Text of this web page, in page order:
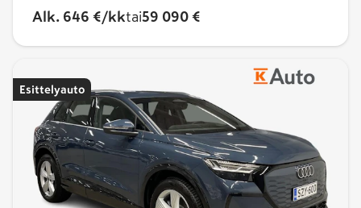
Alk. 646 €/kktai59 090 €
Esittelyauto